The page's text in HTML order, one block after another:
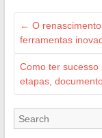
← O
ferramentas
Como ter sucesso
etapas,